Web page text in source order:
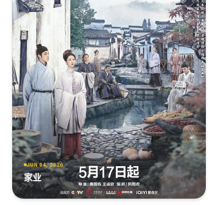
JUN 04, 2026
家业